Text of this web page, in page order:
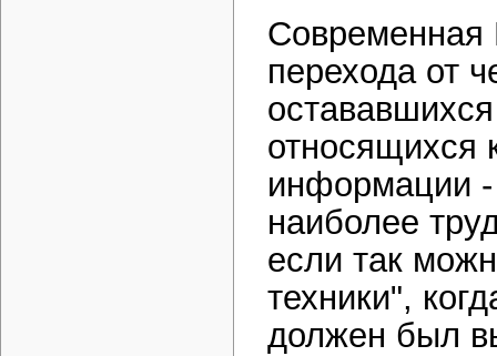
Современная
перехода от
относящихся
информации
наиболее
если так
техники",
должен был